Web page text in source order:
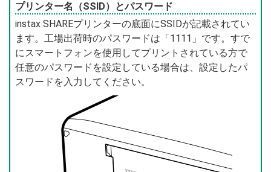
プリンター名（SSID）とパスワード
instax SHAREプリンターの底面にSSIDが記載されてい
ます。工場出荷時のパスワードは「1111」です。すで
にスマートフォンを使用してプリントされている方で
任意のパスワードを設定している場合は、設定したパ
スワードを入力してください。